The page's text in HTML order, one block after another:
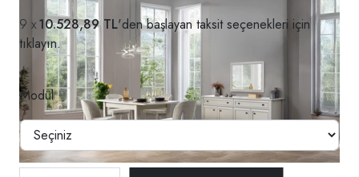
10.528,89 TL'den başlayan taksit seçenekleri için
tıklayın.
Modül